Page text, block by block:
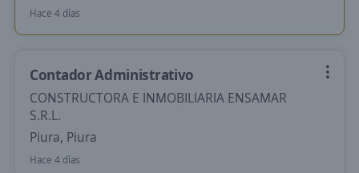
Hace 4 días
Contador Administrativo
CONSTRUCTORA E INMOBILIARIA ENSAMAR
S.R.L.
Piura, Piura
Hace 4 días